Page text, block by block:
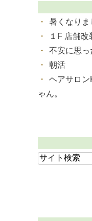
暑くなりま
１F 店舗改
不安に思っ
朝活
ヘアサロ
ゃん。